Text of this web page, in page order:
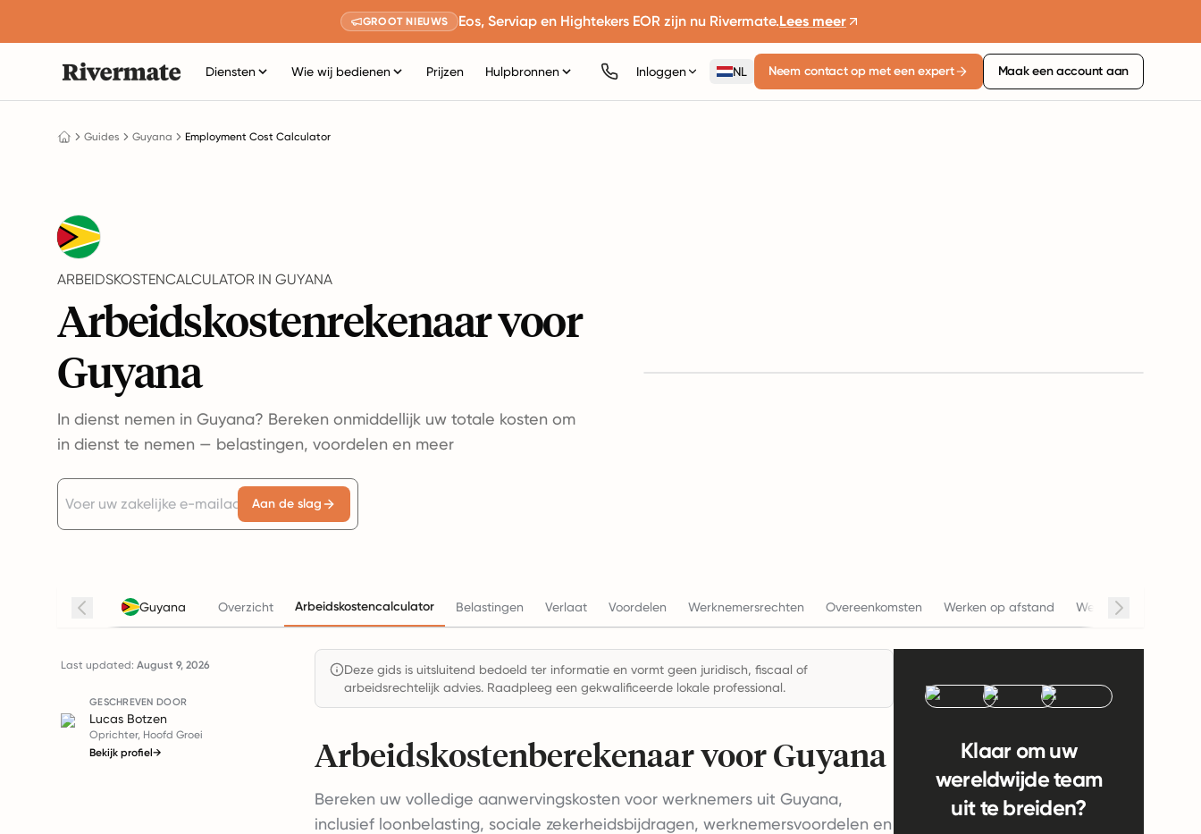
GROOT NIEUWS Eos, Serviap en Hightekers EOR zijn nu Rivermate.Lees meer
Diensten Wie wij bedienen Prijzen Hulpbronnen Inloggen NL Neem contact op met een expert Maak een account aan
Guides Guyana Employment Cost Calculator
ARBEIDSKOSTENCALCULATOR IN GUYANA
Arbeidskostenrekenaar voor
Guyana
In dienst nemen in Guyana? Bereken onmiddellijk uw totale kosten om
in dienst te nemen — belastingen, voordelen en meer
Aan de slag
Guyana Overzicht Arbeidskostencalculator Belastingen Verlaat Voordelen Werknemersrechten Overeenkomsten Werken op afstand Werkuren
Last updated: August 9, 2026
GESCHREVEN DOOR
Lucas Botzen
Oprichter, Hoofd Groei
Bekijk profiel→
Deze gids is uitsluitend bedoeld ter informatie en vormt geen juridisch, fiscaal of
arbeidsrechtelijk advies. Raadpleeg een gekwalificeerde lokale professional.
Arbeidskostenberekenaar voor Guyana
Bereken uw volledige aanwervingskosten voor werknemers uit Guyana,
inclusief loonbelasting, sociale zekerheidsbijdragen, werknemersvoordelen en
Klaar om uw
wereldwijde team
uit te breiden?